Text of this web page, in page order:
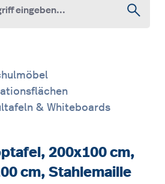
& Whiteboards
200x100 cm,
cm, Stahlemaille